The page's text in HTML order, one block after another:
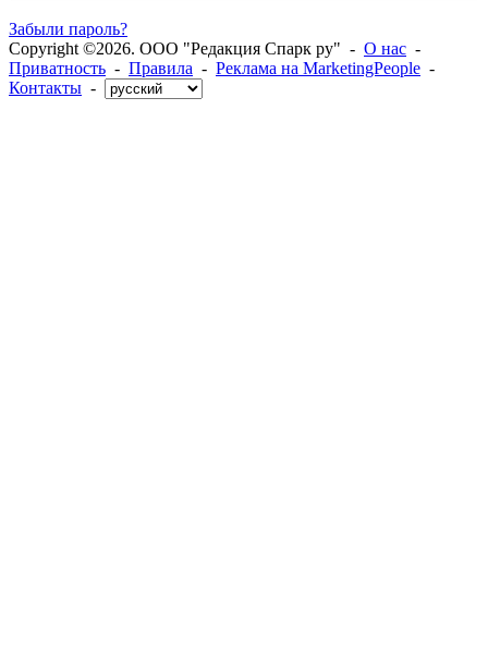
Забыли пароль?
Copyright ©2026. ООО "Редакция Спарк ру" - О нас -
Приватность - Правила - Реклама на MarketingPeople -
Контакты -